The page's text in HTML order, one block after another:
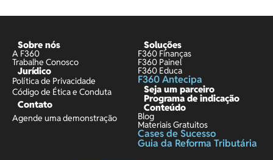
Sobre nós
A F360
Trabalhe Conosco
Jurídico
Política de Privacidade
Código de Ética e Conduta
Contato
Agende uma demonstração
Soluções
F360 Finanças
F360 Painel
F360 Educa
F360 Antecipa
Seja um parceiro
Programa de indicação
Conteúdo
Blog
Materiais Gratuitos
Cases de Sucesso
Guia da Reforma Tributária